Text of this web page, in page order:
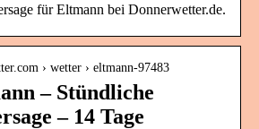
für Eltmann bei Donnerwetter.de.
› wetter › eltmann-97483
– Stündliche
– 14 Tage